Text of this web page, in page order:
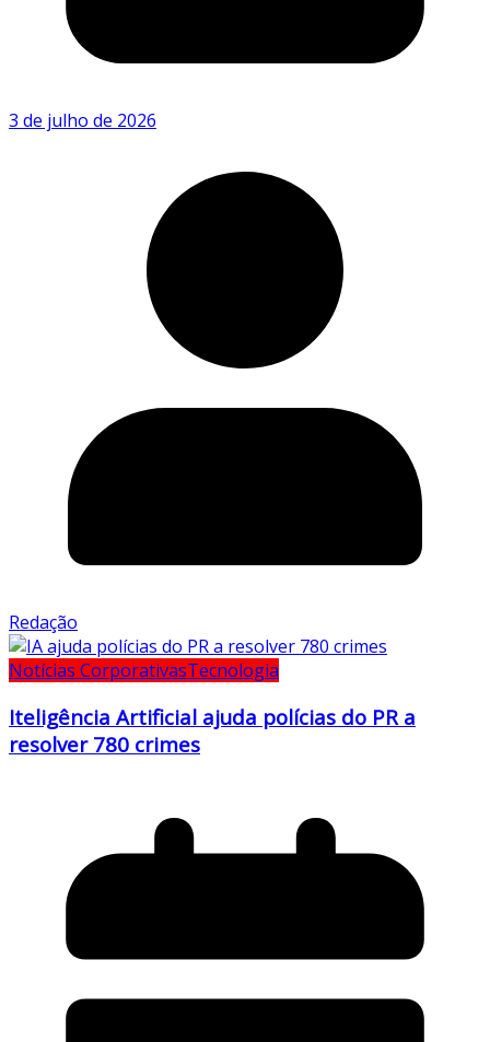
3 de julho de 2026
Redação
Notícias CorporativasTecnologia
Iteligência Artificial ajuda polícias do PR a
resolver 780 crimes